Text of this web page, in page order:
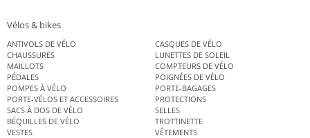
Vélos & bikes
ANTIVOLS DE VÉLO
CASQUES DE VÉLO
CHAUSSURES
LUNETTES DE SOLEIL
MAILLOTS
COMPTEURS DE VÉLO
PÉDALES
POIGNÉES DE VÉLO
POMPES À VÉLO
PORTE-BAGAGES
PORTE-VÉLOS ET ACCESSOIRES
PROTECTIONS
SACS À DOS DE VÉLO
SELLES
BÉQUILLES DE VÉLO
TROTTINETTE
VESTES
VÊTEMENTS